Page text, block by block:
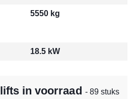
5550 kg
18.5 kW
in voorraad - 89 stuks